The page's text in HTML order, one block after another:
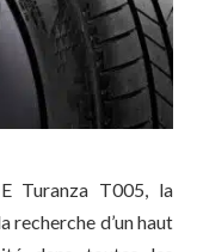
Turanza T005, la
recherche d’un haut